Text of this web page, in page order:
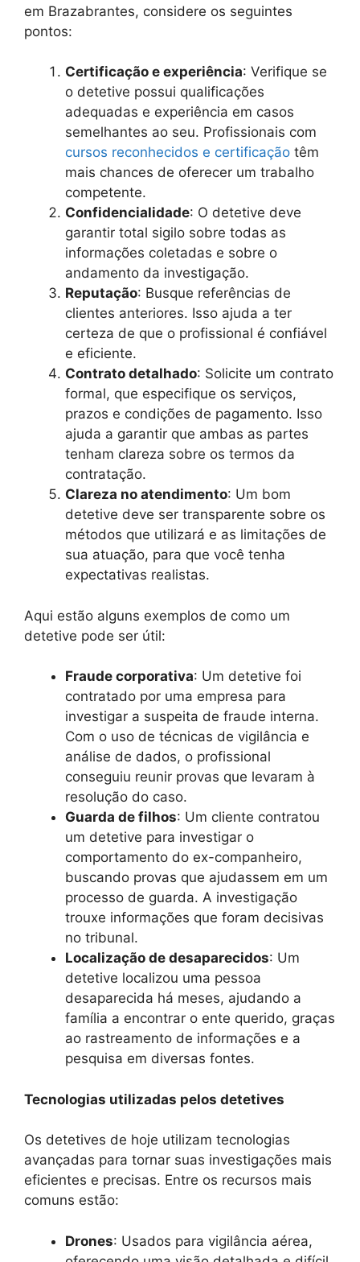
em Brazabrantes, considere os seguintes
pontos:
Certificação e experiência: Verifique se
o detetive possui qualificações
adequadas e experiência em casos
semelhantes ao seu. Profissionais com
cursos reconhecidos e certificação têm
mais chances de oferecer um trabalho
competente.
Confidencialidade: O detetive deve
garantir total sigilo sobre todas as
informações coletadas e sobre o
andamento da investigação.
Reputação: Busque referências de
clientes anteriores. Isso ajuda a ter
certeza de que o profissional é confiável
e eficiente.
Contrato detalhado: Solicite um contrato
formal, que especifique os serviços,
prazos e condições de pagamento. Isso
ajuda a garantir que ambas as partes
tenham clareza sobre os termos da
contratação.
Clareza no atendimento: Um bom
detetive deve ser transparente sobre os
métodos que utilizará e as limitações de
sua atuação, para que você tenha
expectativas realistas.
Aqui estão alguns exemplos de como um
detetive pode ser útil:
Fraude corporativa: Um detetive foi
contratado por uma empresa para
investigar a suspeita de fraude interna.
Com o uso de técnicas de vigilância e
análise de dados, o profissional
conseguiu reunir provas que levaram à
resolução do caso.
Guarda de filhos: Um cliente contratou
um detetive para investigar o
comportamento do ex-companheiro,
buscando provas que ajudassem em um
processo de guarda. A investigação
trouxe informações que foram decisivas
no tribunal.
Localização de desaparecidos: Um
detetive localizou uma pessoa
desaparecida há meses, ajudando a
família a encontrar o ente querido, graças
ao rastreamento de informações e a
pesquisa em diversas fontes.
Tecnologias utilizadas pelos detetives
Os detetives de hoje utilizam tecnologias
avançadas para tornar suas investigações mais
eficientes e precisas. Entre os recursos mais
comuns estão:
Drones: Usados para vigilância aérea,